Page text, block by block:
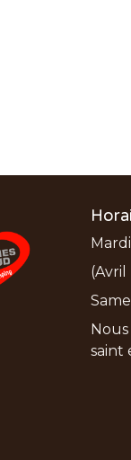
(Avril
saint